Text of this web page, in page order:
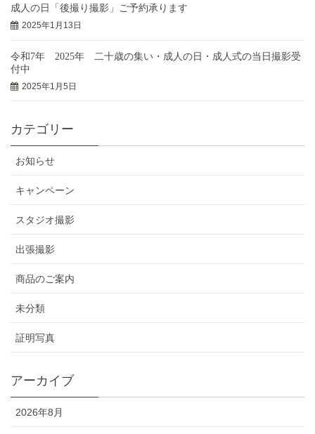
成人の日「後撮り撮影」ご予約承ります
2025年1月13日
令和7年 2025年 二十歳の集い・成人の日・成人式の当日撮影受
付中
2025年1月5日
カテゴリー
お知らせ
キャンペーン
スタジオ撮影
出張撮影
商品のご案内
未分類
証明写真
アーカイブ
2026年8月